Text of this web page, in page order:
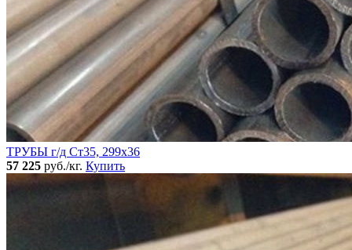
ТРУБЫ г/д Ст35, 299х36
57 225 руб./кг. Купить